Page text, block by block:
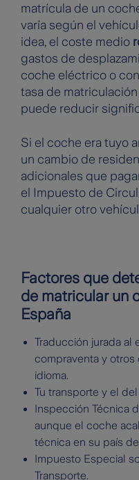
matrícula de un
varía según el
idea, el coste medio
gastos de
coche eléctrico o
tasa de
puede reducir
Si el coche era tuyo
un cambio de
adicionales que
el Impuesto de
cualquier otro
Factores que
de matricular un
España
Traducción jurada al
compraventa y
idioma.
Tu transporte y el
Inspección Técnica
aunque el coche
técnica en su país
Impuesto Especial
Transporte.